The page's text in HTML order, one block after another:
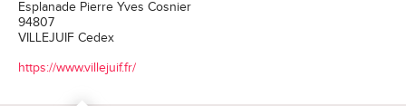
Esplanade Pierre Yves Cosnier
94807
VILLEJUIF Cedex
https://www.villejuif.fr/